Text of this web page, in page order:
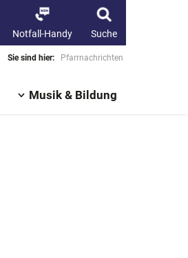
Notfall-Handy Suche
Sie sind hier: Pfarrnachrichten
Musik & Bildung